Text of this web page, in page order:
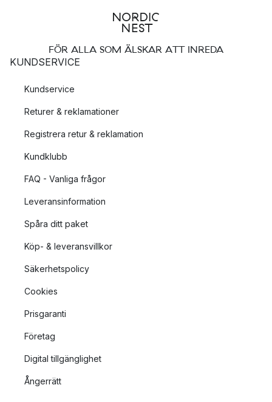
FÖR ALLA SOM ÄLSKAR ATT INREDA
KUNDSERVICE
Kundservice
Returer & reklamationer
Registrera retur & reklamation
Kundklubb
FAQ - Vanliga frågor
Leveransinformation
Spåra ditt paket
Köp- & leveransvillkor
Säkerhetspolicy
Cookies
Prisgaranti
Företag
Digital tillgänglighet
Ångerrätt